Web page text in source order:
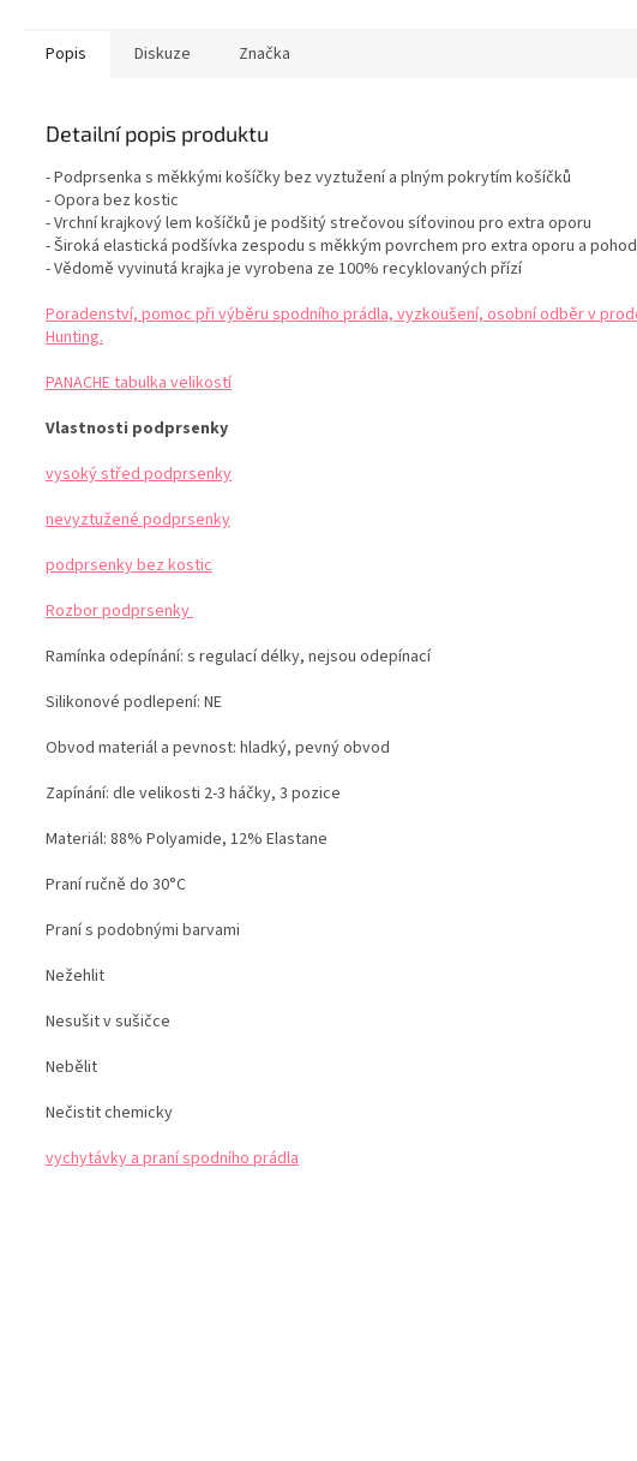
Popis Diskuze Značka
Detailní popis produktu
- Podprsenka s měkkými košíčky bez vyztužení a plným pokrytím košíčků
- Opora bez kostic
- Vrchní krajkový lem košíčků je podšitý strečovou síťovinou pro extra oporu
- Široká elastická podšívka zespodu s měkkým povrchem pro extra oporu a
- Vědomě vyvinutá krajka je vyrobena ze 100% recyklovaných přízí
Poradenství, pomoc při výběru spodního prádla, vyzkoušení, osobní odběr v
Hunting.
PANACHE tabulka velikostí
Vlastnosti podprsenky
vysoký střed podprsenky
nevyztužené podprsenky
podprsenky bez kostic
Rozbor podprsenky
Ramínka odepínání: s regulací délky, nejsou odepínací
Silikonové podlepení: NE
Obvod materiál a pevnost: hladký, pevný obvod
Zapínání: dle velikosti 2-3 háčky, 3 pozice
Materiál: 88% Polyamide, 12% Elastane
Praní ručně do 30°C
Praní s podobnými barvami
Nežehlit
Nesušit v sušičce
Nebělit
Nečistit chemicky
vychytávky a praní spodního prádla